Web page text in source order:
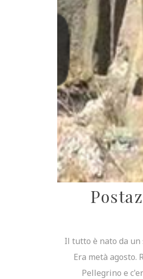
Il tutto è nato da un
Era metà agosto.
Pellegrino e